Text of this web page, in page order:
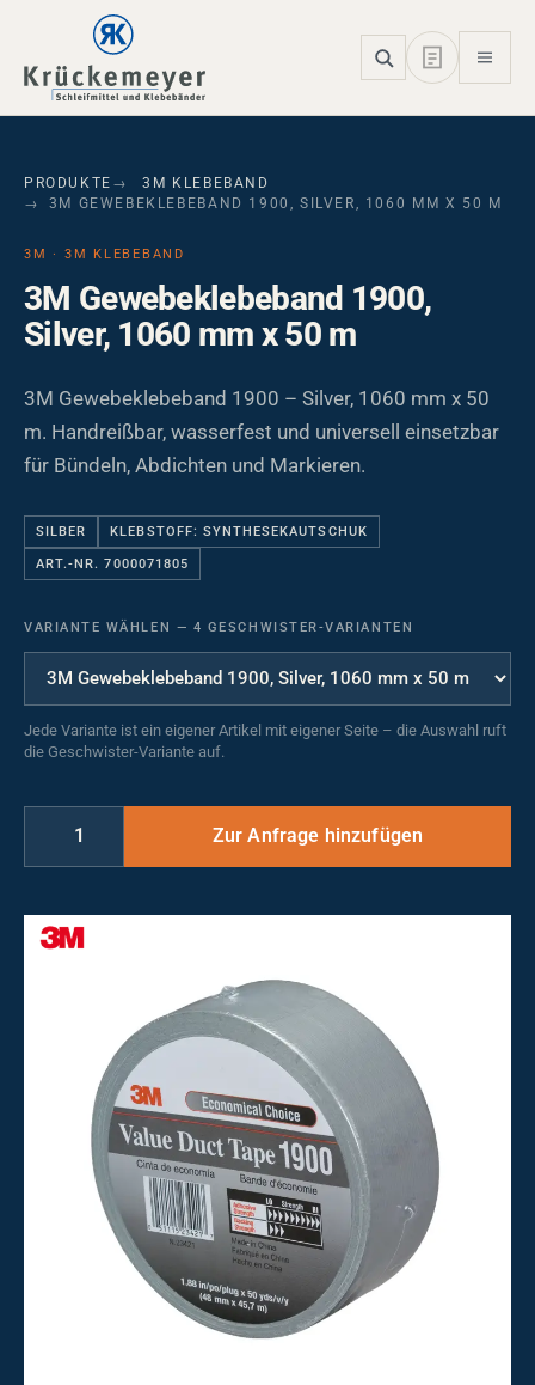
Skip to main navigation
Skip to main content
Skip to page footer
PRODUKTE
3M KLEBEBAND
3M GEWEBEKLEBEBAND 1900, SILVER, 1060 MM X 50 M
3M · 3M KLEBEBAND
3M Gewebeklebeband 1900,
Silver, 1060 mm x 50 m
3M Gewebeklebeband 1900 – Silver, 1060 mm x 50
m. Handreißbar, wasserfest und universell einsetzbar
für Bündeln, Abdichten und Markieren.
SILBER KLEBSTOFF: SYNTHESEKAUTSCHUK
ART.-NR. 7000071805
VARIANTE WÄHLEN — 4 GESCHWISTER-VARIANTEN
Jede Variante ist ein eigener Artikel mit eigener Seite – die Auswahl ruft
die Geschwister-Variante auf.